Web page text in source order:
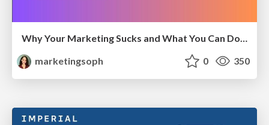
Why Your Marketing Sucks and What You Can Do About It - Sophie Logan
marketingsoph
0 350